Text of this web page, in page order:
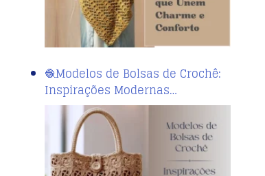
🧶Modelos de Bolsas de Crochê:
Inspirações Modernas…